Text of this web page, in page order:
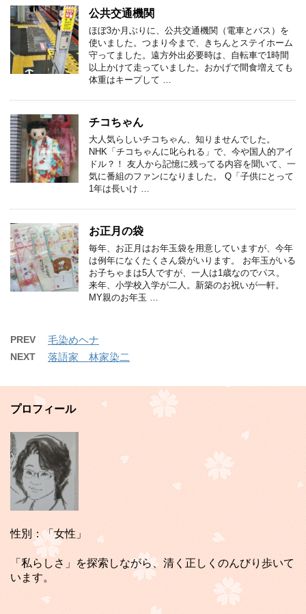
公共交通機関
ほぼ3か月ぶりに、公共交通機関（電車とバス）を
使いました。つまり今まで、きちんとステイホーム
守ってました。遠方外出必要時は、自転車で1時間
以上かけて走っていました。おかげで間食増えても
体重はキープして …
チコちゃん
大人気らしいチコちゃん、知りませんでした。
NHK「チコちゃんに叱られる」で、今や国人的アイ
ドル？！ 友人から記憶に残ってる内容を聞いて、一
気に番組のファンになりました。 Q「子供にとって
1年は長いけ …
お正月の袋
毎年、お正月はお年玉袋を用意していますが、今年
は例年になくたくさん袋がいります。 お年玉がいる
お子ちゃまは5人ですが、一人は1歳なのでパス。
来年、小学校入学が二人。新築のお祝いが一軒。
MY親のお年玉 …
PREV 毛染めヘナ
NEXT 落語家 林家染二
プロフィール
性別：「女性」
「私らしさ」を探索しながら、清く正しくのんびり歩いて
います。